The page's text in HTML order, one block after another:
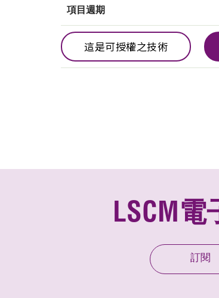
項目週期
這是可授權之技術
LSCM電
訂閱